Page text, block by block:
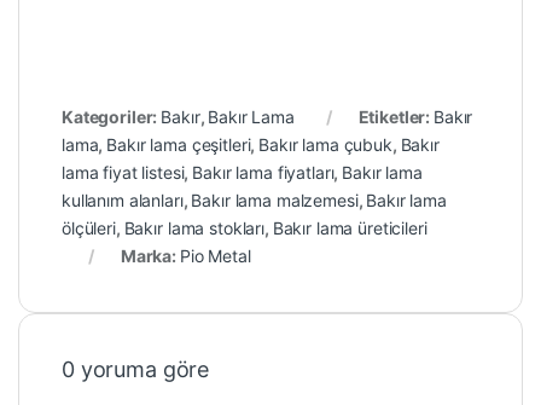
Kategoriler: Bakır, Bakır Lama Etiketler: Bakır
lama, Bakır lama çeşitleri, Bakır lama çubuk, Bakır
lama fiyat listesi, Bakır lama fiyatları, Bakır lama
kullanım alanları, Bakır lama malzemesi, Bakır lama
ölçüleri, Bakır lama stokları, Bakır lama üreticileri
Marka: Pio Metal
0 yoruma göre